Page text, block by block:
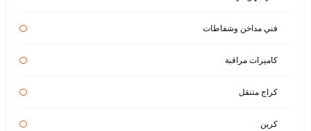
فني مداخن وشفاطات
كاميرات مراقبة
كراج متنقل
كرين